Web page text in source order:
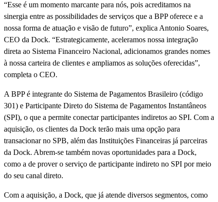
“Esse é um momento marcante para nós, pois acreditamos na
sinergia entre as possibilidades de serviços que a BPP oferece e a
nossa forma de atuação e visão de futuro”, explica Antonio Soares,
CEO da Dock. “Estrategicamente, aceleramos nossa integração
direta ao Sistema Financeiro Nacional, adicionamos grandes nomes
à nossa carteira de clientes e ampliamos as soluções oferecidas”,
completa o CEO.
A BPP é integrante do Sistema de Pagamentos Brasileiro (código
301) e Participante Direto do Sistema de Pagamentos Instantâneos
(SPI), o que a permite conectar participantes indiretos ao SPI. Com a
aquisição, os clientes da Dock terão mais uma opção para
transacionar no SPB, além das Instituições Financeiras já parceiras
da Dock. Abrem-se também novas oportunidades para a Dock,
como a de prover o serviço de participante indireto no SPI por meio
do seu canal direto.
Com a aquisição, a Dock, que já atende diversos segmentos, como